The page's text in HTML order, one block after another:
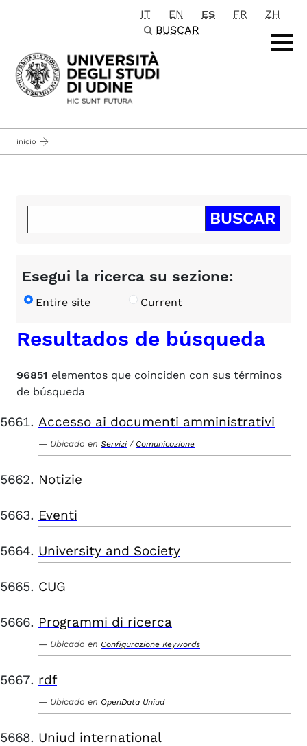
Passa al contenuto principale
IT EN ES FR
ZH
BUSCAR
inicio
Esegui la ricerca su sezione:
Entire site Current
Resultados de búsqueda
96851 elementos que coinciden con sus términos
de búsqueda
Accesso ai documenti amministrativi
Ubicado en Servizi / Comunicazione
Notizie
Eventi
University and Society
CUG
Programmi di ricerca
Ubicado en Configurazione Keywords
rdf
Ubicado en OpenData Uniud
Uniud international